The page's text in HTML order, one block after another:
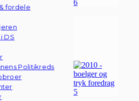
fordele
DS
Politikreds